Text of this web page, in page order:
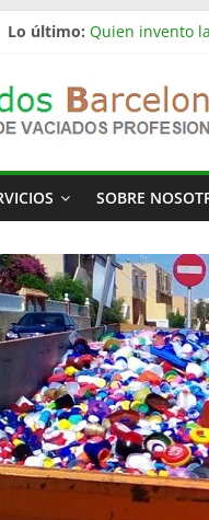
Lo último: Quien invento
Vaciamos
La televisión
SOBRE